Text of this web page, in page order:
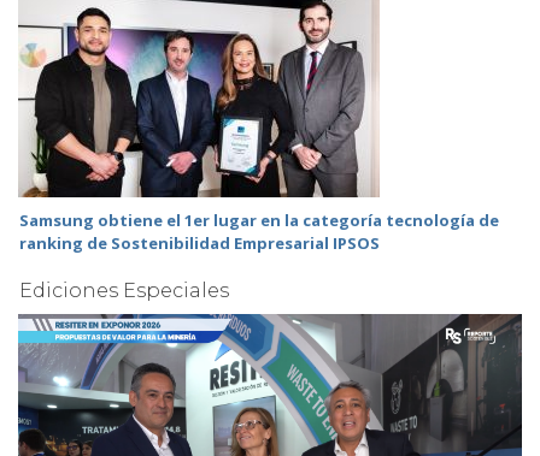
Samsung obtiene el 1er lugar en la categoría tecnología de
ranking de Sostenibilidad Empresarial IPSOS
Ediciones Especiales